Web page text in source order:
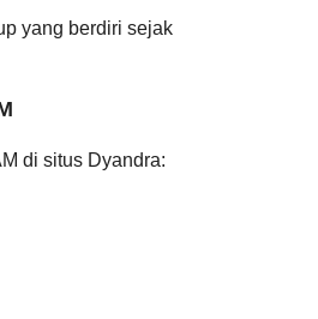
yang berdiri sejak
di situs Dyandra: